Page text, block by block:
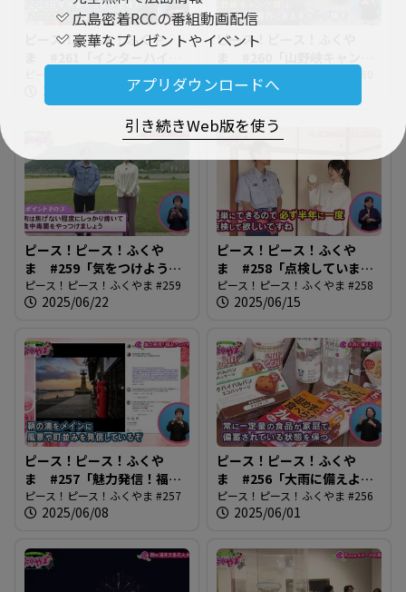
広島密着RCCの番組動画配信
豪華なプレゼントやイベント
アプリダウンロードへ
引き続きWeb版を使う
ピース！ピース！ふくや
ピース！ピース！ふくや
場へ行ってみよう！」
2025/06/29
ピース！ピース！ふくや
ま #259「気をつけよう！
夏の食中毒」
ピース！ピース！ふくやま #259
2025/06/22
ピース！ピース！ふくや
ま #258「点検しています
か・住宅用火災警報器」
ピース！ピース！ふくやま #258
2025/06/15
ピース！ピース！ふくや
ま #257「魅力発信！福山
アンバサダー」
ピース！ピース！ふくやま #257
2025/06/08
ピース！ピース！ふくや
ま #256「大雨に備えよう
2025」
ピース！ピース！ふくやま #256
2025/06/01